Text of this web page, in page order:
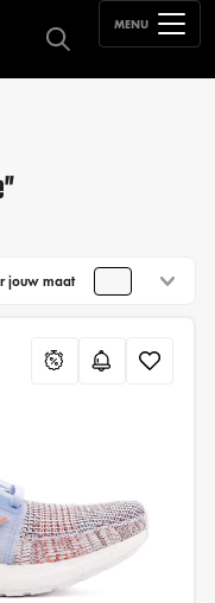
MENU
jouw maat